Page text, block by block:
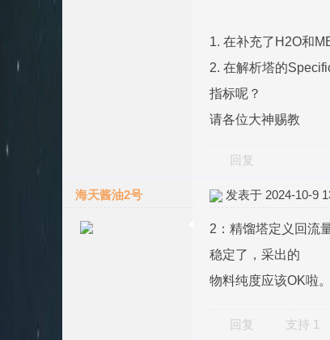
1. 在补充了H2O和
2. 在解析塔的
指标呢？
请各位大神赐教
回复
海天酱油2号 发表于 2024-10-9
2：精馏塔定义回流
稳定了，采出的
物料纯度应该OK啦。
回复 支持 1